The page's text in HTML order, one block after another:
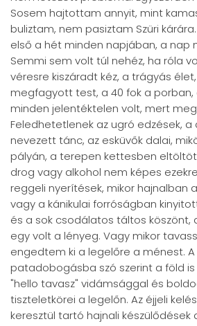
Sosem hajtottam annyit, mint
buliztam, nem pasiztam Szüri
első a hét minden napjában, a nap
Semmi sem volt túl nehéz, ha róla
véresre kiszáradt kéz, a trágyás
megfagyott test, a 40 fok a porban,
minden jelentéktelen volt, mert
Feledhetetlenek az ugró edzések, a
nevezett tánc, az esküvők dalai,
pályán, a terepen kettesben
drog vagy alkohol nem képes
reggeli nyerítések, mikor hajnalban
vagy a kánikulai forróságban
és a sok csodálatos táltos köszönt,
egy volt a lényeg. Vagy mikor
engedtem ki a legelőre a ménest. A
patadobogásba szó szerint a föld
"hello tavasz" vidámsággal és
tiszteletkörei a legelőn. Az éjjeli
keresztül tartó hajnali készülődések